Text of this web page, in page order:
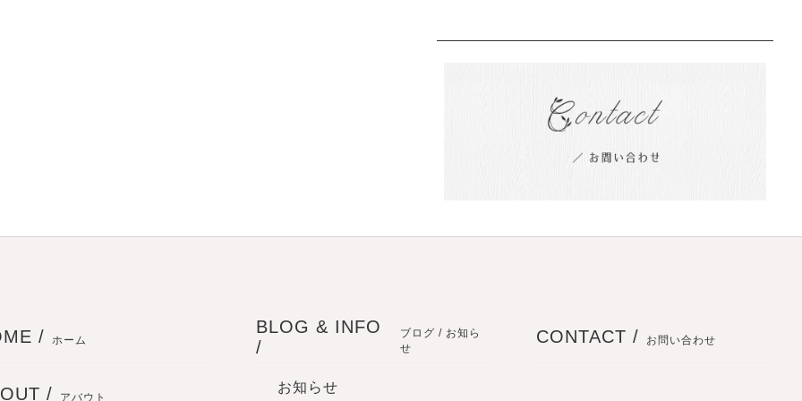
/ ホーム
/ アバウト
BLOG & INFO
/
ブログ / お知ら
せ
お知らせ
CONTACT / お問い合わせ